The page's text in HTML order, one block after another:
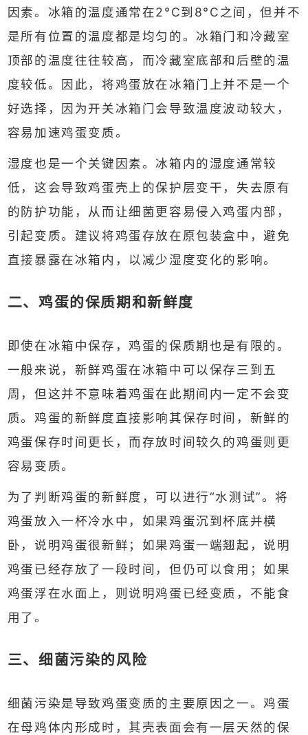
因素。冰箱的温度通常在2°C到8°C之间，但并不
是所有位置的温度都是均匀的。冰箱门和冷藏室
顶部的温度往往较高，而冷藏室底部和后壁的温
度较低。因此，将鸡蛋放在冰箱门上并不是一个
好选择，因为开关冰箱门会导致温度波动较大，
容易加速鸡蛋变质。
湿度也是一个关键因素。冰箱内的湿度通常较
低，这会导致鸡蛋壳上的保护层变干，失去原有
的防护功能，从而让细菌更容易侵入鸡蛋内部，
引起变质。建议将鸡蛋存放在原包装盒中，避免
直接暴露在冰箱内，以减少湿度变化的影响。
二、鸡蛋的保质期和新鲜度
即使在冰箱中保存，鸡蛋的保质期也是有限的。
一般来说，新鲜鸡蛋在冰箱中可以保存三到五
周，但这并不意味着鸡蛋在此期间内一定不会变
质。鸡蛋的新鲜度直接影响其保存时间，新鲜的
鸡蛋保存时间更长，而存放时间较久的鸡蛋则更
容易变质。
为了判断鸡蛋的新鲜度，可以进行“水测试”。将
鸡蛋放入一杯冷水中，如果鸡蛋沉到杯底并横
卧，说明鸡蛋很新鲜；如果鸡蛋一端翘起，说明
鸡蛋已经存放了一段时间，但仍可以食用；如果
鸡蛋浮在水面上，则说明鸡蛋已经变质，不能食
用了。
三、细菌污染的风险
细菌污染是导致鸡蛋变质的主要原因之一。鸡蛋
在母鸡体内形成时，其壳表面会有一层天然的保